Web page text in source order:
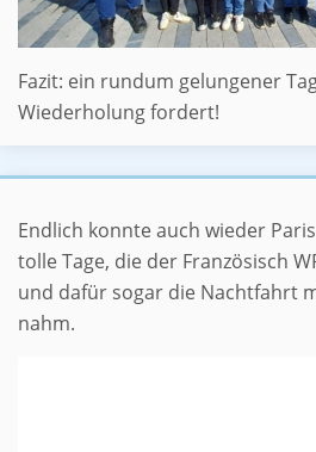
Fazit: ein rundum gelungener
Wiederholung fordert!
Mal flix
Endlich konnte auch wieder
tolle Tage, die der Französisch
und dafür sogar die Nachtfahrt
nahm.